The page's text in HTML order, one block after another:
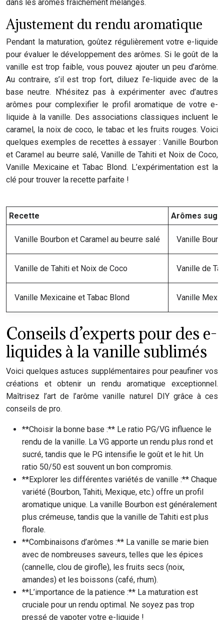
dans les arômes fraîchement mélangés.
Ajustement du rendu aromatique
Pendant la maturation, goûtez régulièrement votre e-liquide
pour évaluer le développement des arômes. Si le goût de la
vanille est trop faible, vous pouvez ajouter un peu d’arôme.
Au contraire, s’il est trop fort, diluez l’e-liquide avec de la
base neutre. N’hésitez pas à expérimenter avec d’autres
arômes pour complexifier le profil aromatique de votre e-
liquide à la vanille. Des associations classiques incluent le
caramel, la noix de coco, le tabac et les fruits rouges. Voici
quelques exemples de recettes à essayer : Vanille Bourbon
et Caramel au beurre salé, Vanille de Tahiti et Noix de Coco,
Vanille Mexicaine et Tabac Blond. L’expérimentation est la
clé pour trouver la recette parfaite !
Recette Arômes
Vanille Bourbon et Caramel au beurre salé Vanille
Vanille de Tahiti et Noix de Coco Vanille de
Vanille Mexicaine et Tabac Blond Vanille
Conseils d’experts pour des e-
liquides à la vanille sublimés
Voici quelques astuces supplémentaires pour peaufiner vos
créations et obtenir un rendu aromatique exceptionnel.
Maîtrisez l’art de l’arôme vanille naturel DIY grâce à ces
conseils de pro.
**Choisir la bonne base :** Le ratio PG/VG influence le
rendu de la vanille. La VG apporte un rendu plus rond et
sucré, tandis que le PG intensifie le goût et le hit. Un
ratio 50/50 est souvent un bon compromis.
**Explorer les différentes variétés de vanille :** Chaque
variété (Bourbon, Tahiti, Mexique, etc.) offre un profil
aromatique unique. La vanille Bourbon est généralement
plus crémeuse, tandis que la vanille de Tahiti est plus
florale.
**Combinaisons d’arômes :** La vanille se marie bien
avec de nombreuses saveurs, telles que les épices
(cannelle, clou de girofle), les fruits secs (noix,
amandes) et les boissons (café, rhum).
**L’importance de la patience :** La maturation est
cruciale pour un rendu optimal. Ne soyez pas trop
pressé de vapoter votre e-liquide !